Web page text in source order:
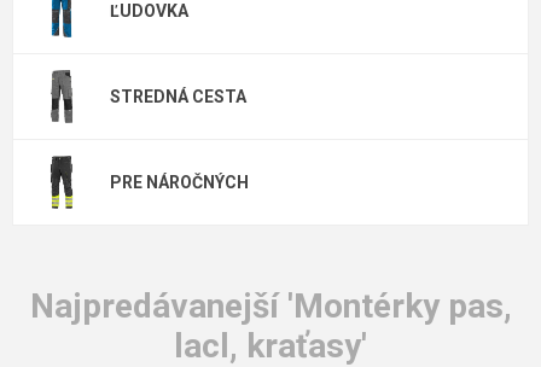
dlhé nohavice do pása a nohavice s trakmi značiek Červa, CXS,
Ardon, Fridrich & Fridrich, CRV, OS, 2Strong, 4Tech, Australian
Line, R8ED+, Vision, Cool Trend, Assent, Knoxfield a ďalších.
ĽUDOVKA
STREDNÁ CESTA
PRE NÁROČNÝCH
Najpredávanejší 'Montérky pas,
lacl, kraťasy'